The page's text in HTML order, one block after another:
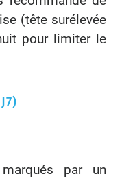
(tête surélevée
pour limiter le
par un